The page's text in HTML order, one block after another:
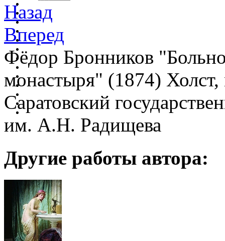
Назад
Вперед
Фёдор Бронников
монастыря" (1874)
Саратовский
им. А.Н. Радищева
Другие работы автора: